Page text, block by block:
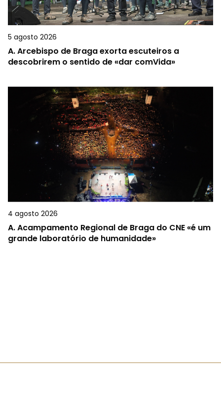
5 agosto 2026
A.Arcebispo de Braga exorta escuteiros a
descobrirem o sentido de «dar comVida»
4 agosto 2026
A.Acampamento Regional de Braga do CNE «é um
grande laboratório de humanidade»